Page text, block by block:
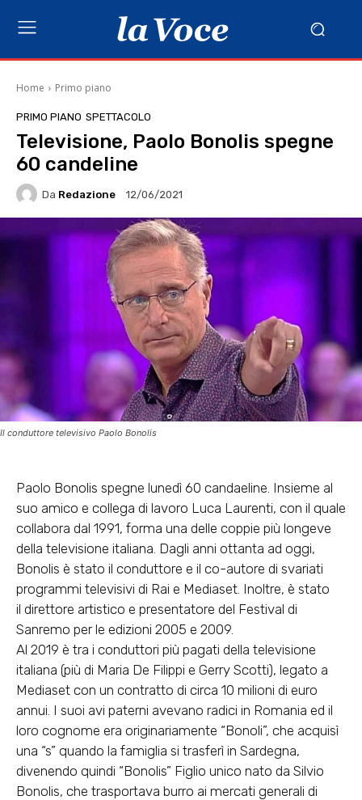
Home Primo piano
PRIMO PIANO SPETTACOLO
Televisione, Paolo Bonolis spegne
60 candeline
Da Redazione 12/06/2021
Il conduttore televisivo Paolo Bonolis
Paolo Bonolis spegne lunedì 60 candaeline. Insieme al
suo amico e collega di lavoro Luca Laurenti, con il quale
collabora dal 1991, forma una delle coppie più longeve
della televisione italiana. Dagli anni ottanta ad oggi,
Bonolis è stato il conduttore e il co-autore di svariati
programmi televisivi di Rai e Mediaset. Inoltre, è stato
il direttore artistico e presentatore del Festival di
Sanremo per le edizioni 2005 e 2009.
Al 2019 è tra i conduttori più pagati della televisione
italiana (più di Maria De Filippi e Gerry Scotti), legato a
Mediaset con un contratto di circa 10 milioni di euro
annui. I suoi avi paterni avevano radici in Romania ed il
loro cognome era originariamente “Bonoli”, che acquisì
una “s” quando la famiglia si trasferì in Sardegna,
divenendo quindi “Bonolis” Figlio unico nato da Silvio
Bonolis, che trasportava burro ai mercati generali di